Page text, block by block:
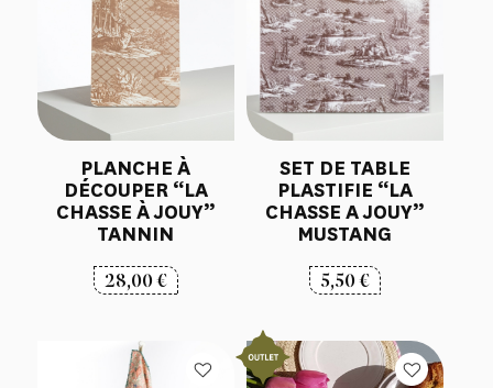
PLANCHE À
DÉCOUPER “LA
CHASSE À JOUY”
TANNIN
28,00€
SET DE TABLE
PLASTIFIE “LA
CHASSE A JOUY”
MUSTANG
5,50€